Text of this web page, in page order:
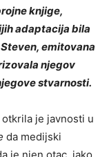
knjige,
adaptacija bila
emitovana
njegov
stvarnosti.
je javnosti u
da medijski